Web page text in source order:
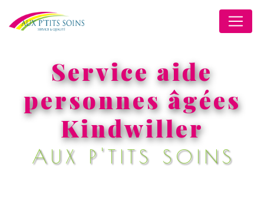
Service aide
personnes âgées
Kindwiller
AUX P'TITS SOINS